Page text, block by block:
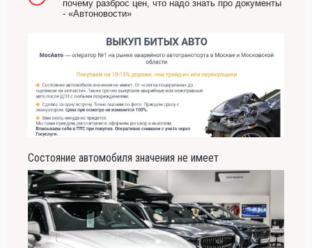
почему разброс цен, что надо знать про документы
- «Автоновости»
Состояние автомобиля значения не имеет